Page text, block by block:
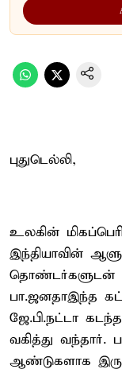
புதுடெல்லி,
உலகின்
இந்தியாவின்
தொண்டர்களுடன்
பா.ஜனதாஇந்த
ஜே.பி.நட்டா
வகித்து வந்தார்.
ஆண்டுகளாக